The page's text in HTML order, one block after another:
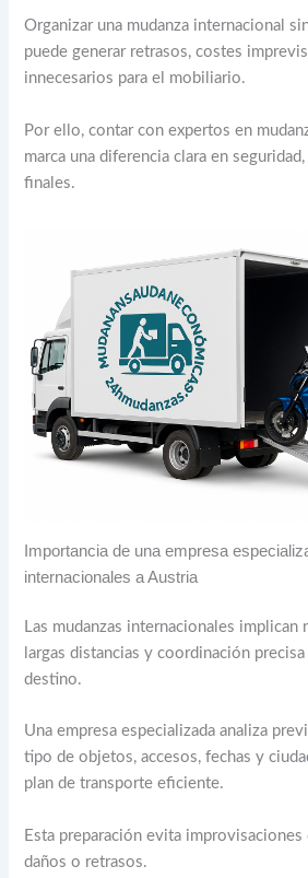
Organizar una mudanza internacional
puede generar retrasos, costes
innecesarios para el mobiliario.
Por ello, contar con expertos en
marca una diferencia clara en
finales.
Importancia de una empresa
internacionales a Austria
Las mudanzas internacionales implican
largas distancias y coordinación
destino.
Una empresa especializada analiza
tipo de objetos, accesos, fechas y
plan de transporte eficiente.
Esta preparación evita
daños o retrasos.